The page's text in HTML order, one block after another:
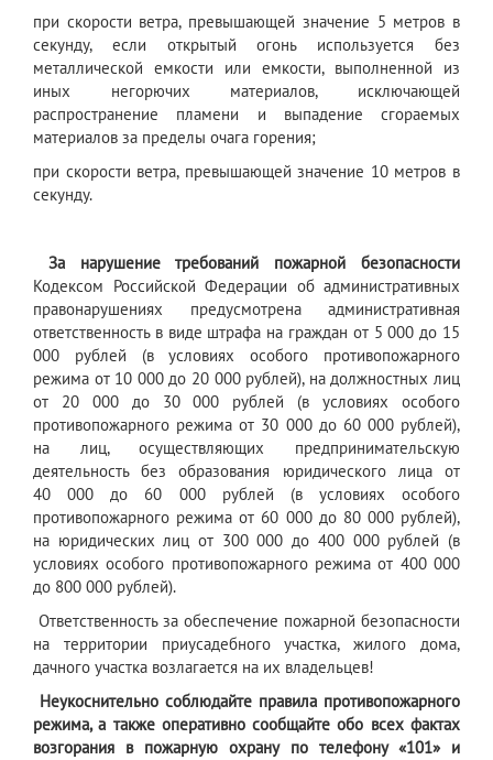
при скорости ветра, превышающей значение 5 метров в
секунду, если открытый огонь используется без
металлической емкости или емкости, выполненной из
иных негорючих материалов, исключающей
распространение пламени и выпадение сгораемых
материалов за пределы очага горения;
при скорости ветра, превышающей значение 10 метров в
секунду.
За нарушение требований пожарной безопасности
Кодексом Российской Федерации об административных
правонарушениях предусмотрена административная
ответственность в виде штрафа на граждан от 5 000 до 15
000 рублей (в условиях особого противопожарного
режима от 10 000 до 20 000 рублей), на должностных лиц
от 20 000 до 30 000 рублей (в условиях особого
противопожарного режима от 30 000 до 60 000 рублей),
на лиц, осуществляющих предпринимательскую
деятельность без образования юридического лица от
40 000 до 60 000 рублей (в условиях особого
противопожарного режима от 60 000 до 80 000 рублей),
на юридических лиц от 300 000 до 400 000 рублей (в
условиях особого противопожарного режима от 400 000
до 800 000 рублей).
Ответственность за обеспечение пожарной безопасности
на территории приусадебного участка, жилого дома,
дачного участка возлагается на их владельцев!
Неукоснительно соблюдайте правила противопожарного
режима, а также оперативно сообщайте обо всех фактах
возгорания в пожарную охрану по телефону «101» и